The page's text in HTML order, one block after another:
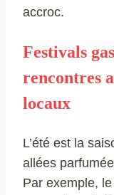
accroc.
Festivals
rencontres
locaux
L’été est la
allées
Par exemple,